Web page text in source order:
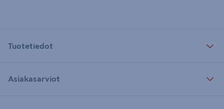
Tuotetiedot
Asiakasarviot